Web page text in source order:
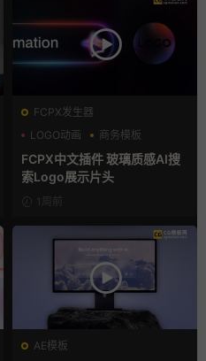
FCPX发生器
LOGO动画
商务模板
支持Intel+M芯片
FCPX中文插件 玻璃质感AI搜
索Logo展示片头
1周前
AE模板